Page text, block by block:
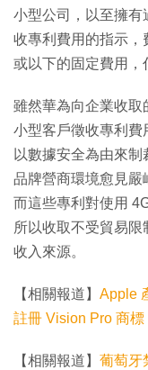
小型公司，以至擁有
收專利費用的指示，
或以下的固定費用，
雖然華為向企業收取
小型客戶徵收專利費
以數據安全為由來
品牌營商環境愈見嚴
而這些專利對使用
所以收取不受貿易
收入來源。
【相關報道】 Apple
註冊 Vision Pro 商標
【相關報道】 葡萄牙